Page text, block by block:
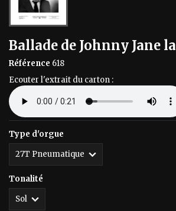
Ballade de Johnny Jane la
Référence 618
Ecouter l'extrait du carton :
Type d'orgue
Tonalité